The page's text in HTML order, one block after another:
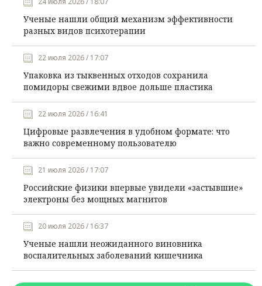
Ученые нашли общий механизм эффективности
разных видов психотерапии
22 июля 2026 / 17:07
Упаковка из тыквенных отходов сохранила
помидоры свежими вдвое дольше пластика
22 июля 2026 / 16:41
Цифровые развлечения в удобном формате: что
важно современному пользователю
21 июля 2026 / 17:07
Российские физики впервые увидели «застывшие»
электроны без мощных магнитов
20 июля 2026 / 16:37
Ученые нашли неожиданного виновника
воспалительных заболеваний кишечника